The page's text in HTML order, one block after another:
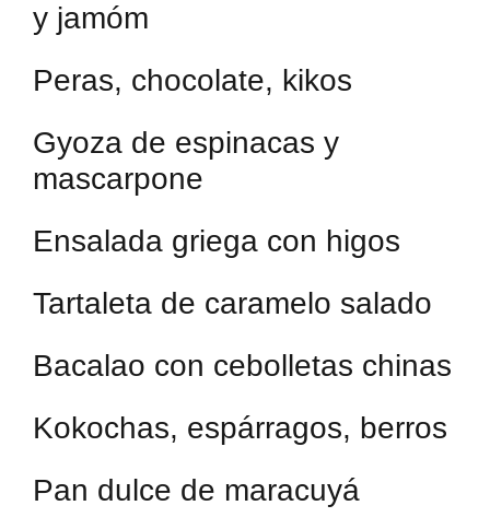
y jamóm
Peras, chocolate, kikos
Gyoza de espinacas y
mascarpone
Ensalada griega con higos
Tartaleta de caramelo salado
Bacalao con cebolletas chinas
Kokochas, espárragos, berros
Pan dulce de maracuyá